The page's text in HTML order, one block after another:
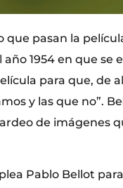
que pasan la
1954 en que se
para que, de
y las que no”.
de imágenes
Pablo Bellot